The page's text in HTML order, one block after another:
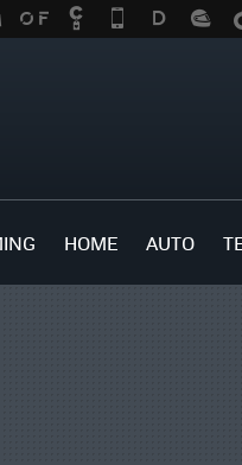
HOME AUTO